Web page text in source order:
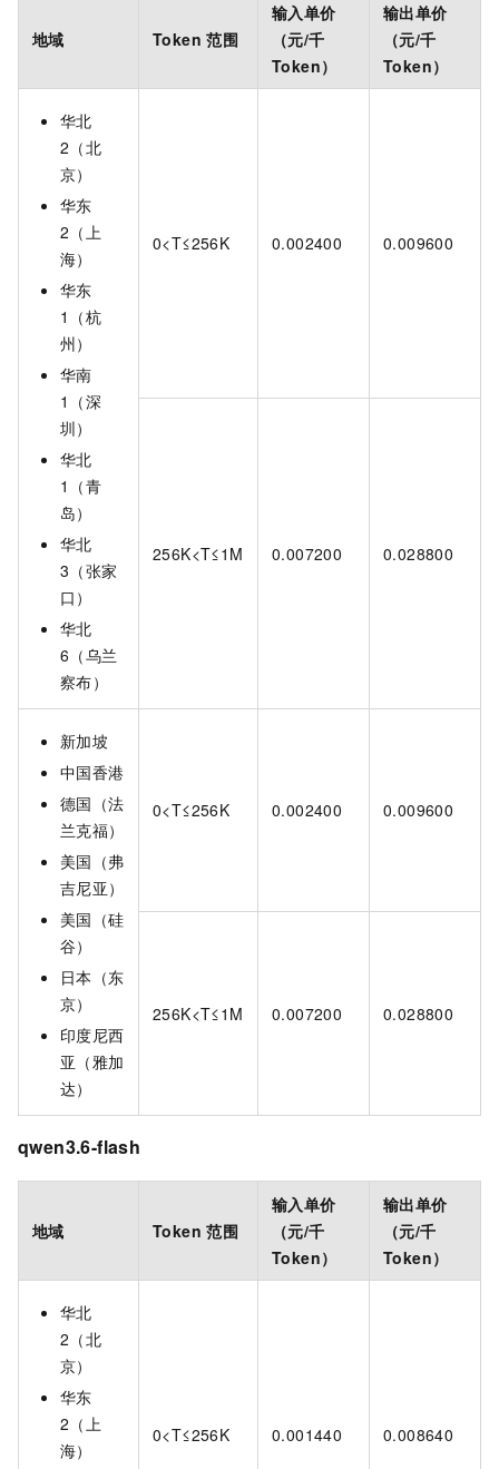
地域 Token 范围
输入单价
（元/千
Token）
输出单价
（元/千
Token）
华北
2（北
京）
华东
2（上
海）
华东
1（杭
州）
华南
1（深
圳）
华北
1（青
岛）
华北
3（张家
口）
华北
6（乌兰
察布）
0<T≤256K 0.002400 0.009600
256K<T≤1M 0.007200 0.028800
新加坡
中国香港
德国（法
兰克福）
美国（弗
吉尼亚）
美国（硅
谷）
日本（东
京）
印度尼西
亚（雅加
达）
0<T≤256K 0.002400 0.009600
256K<T≤1M 0.007200 0.028800
qwen3.6-flash
地域 Token 范围
输入单价
（元/千
Token）
输出单价
（元/千
Token）
华北
2（北
京）
华东
2（上
海）
0<T≤256K 0.001440 0.008640